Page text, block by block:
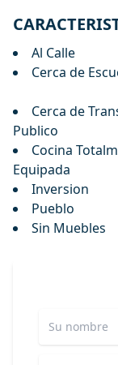
Al Calle
Cerca de
Cerca de
Publico
Cocina
Equipada
Inversion
Pueblo
Sin Muebles